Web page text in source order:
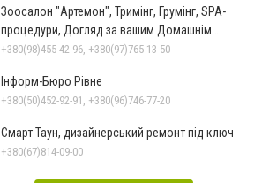
Зоосалон "Артемон", Тримінг, Грумінг, SPA-
процедури, Догляд за вашим Домашнім
Улюбленцем
+380(98)455-42-96, +380(97)765-13-50
Інформ-Бюро Рівне
+380(50)452-92-91, +380(96)746-77-20
Смарт Таун, дизайнерський ремонт під ключ
+380(67)814-09-00